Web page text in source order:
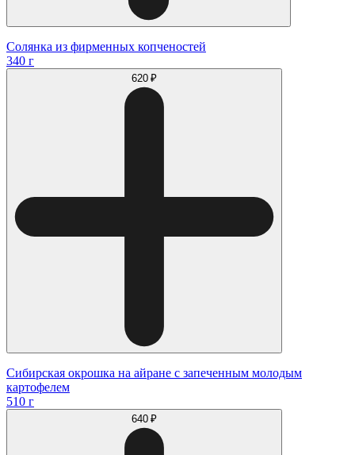
Солянка из фирменных копченостей
340 г
620 ₽
Сибирская окрошка на айране с запеченным молодым
картофелем
510 г
640 ₽